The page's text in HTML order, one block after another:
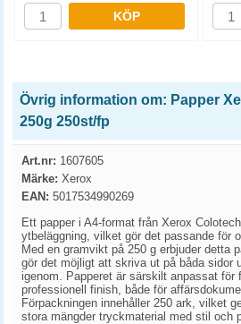
KÖP
Övrig information om: Papper
250g 250st/fp
Art.nr: 1607605
Märke: Xerox
EAN: 5017534990269
Ett papper i A4-format från Xerox
ytbeläggning, vilket gör det passande för
Med en gramvikt på 250 g erbjuder detta
gör det möjligt att skriva ut på båda sidor
igenom. Papperet är särskilt anpassat för
professionell finish, både för
Förpackningen innehåller 250 ark, vilket
stora mängder tryckmaterial med stil och